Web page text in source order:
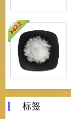
¥
43.2
标签